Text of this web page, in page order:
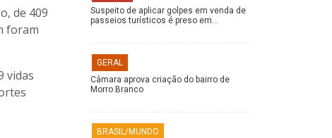
de 409
foram
vidas
Suspeito de aplicar golpes em venda de
passeios turísticos é preso em…
GERAL
Câmara aprova criação do bairro de
Morro Branco
BRASIL/MUNDO